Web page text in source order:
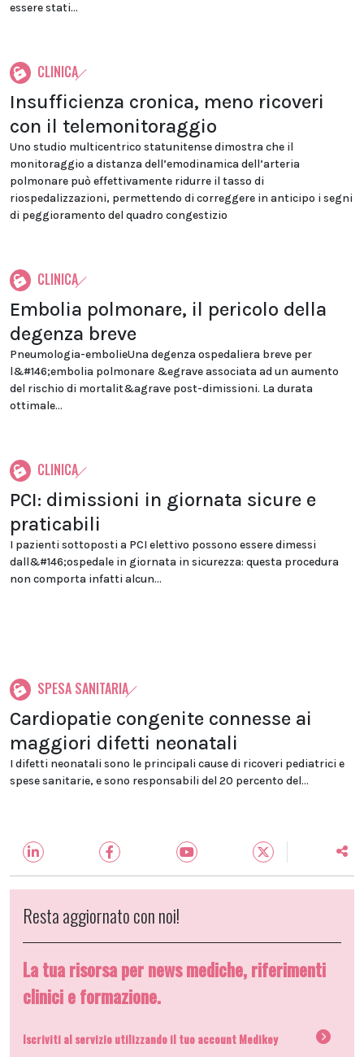
essere stati...
CLINICA
Insufficienza cronica, meno ricoveri
con il telemonitoraggio
Uno studio multicentrico statunitense dimostra che il
monitoraggio a distanza dell’emodinamica dell’arteria
polmonare può effettivamente ridurre il tasso di
riospedalizzazioni, permettendo di correggere in anticipo i segni
di peggioramento del quadro congestizio
CLINICA
Embolia polmonare, il pericolo della
degenza breve
Pneumologia-embolieUna degenza ospedaliera breve per
l&#146;embolia polmonare &egrave associata ad un aumento
del rischio di mortalit&agrave post-dimissioni. La durata
ottimale...
CLINICA
PCI: dimissioni in giornata sicure e
praticabili
I pazienti sottoposti a PCI elettivo possono essere dimessi
dall&#146;ospedale in giornata in sicurezza: questa procedura
non comporta infatti alcun...
SPESA SANITARIA
Cardiopatie congenite connesse ai
maggiori difetti neonatali
I difetti neonatali sono le principali cause di ricoveri pediatrici e
spese sanitarie, e sono responsabili del 20 percento del...
Resta aggiornato con noi!
La tua risorsa per news mediche, riferimenti
clinici e formazione.
Iscriviti al servizio utilizzando il tuo account Medikey